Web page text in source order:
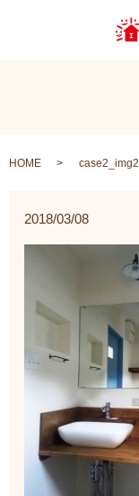
HOME
2018/03/08